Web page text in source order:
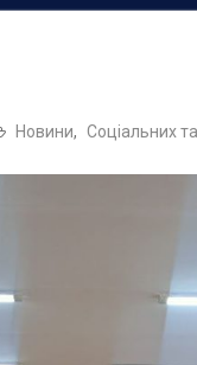
Новини, Соціальних